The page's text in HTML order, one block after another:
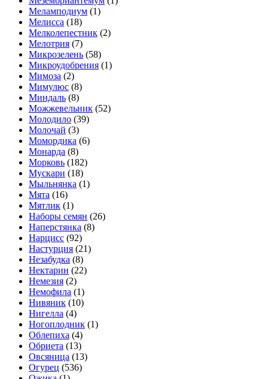
Меламподиум (1)
Мелисса (18)
Мелколепестник (2)
Мелотрия (7)
Микрозелень (58)
Микроудобрения (1)
Мимоза (2)
Мимулюс (8)
Миндаль (8)
Можжевельник (52)
Молодило (39)
Молочай (3)
Момордика (6)
Монарда (8)
Морковь (182)
Мускари (18)
Мыльнянка (1)
Мята (16)
Мятлик (1)
Наборы семян (26)
Наперстянка (8)
Нарцисс (92)
Настурция (21)
Незабудка (8)
Нектарин (22)
Немезия (2)
Немофила (1)
Нивяник (10)
Нигелла (4)
Ногоплодник (1)
Облепиха (4)
Обриета (13)
Овсяница (13)
Огурец (536)